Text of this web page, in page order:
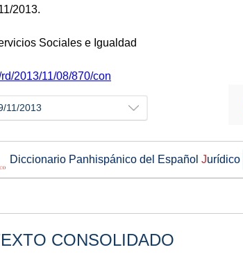
2013.
Sociales e Igualdad
2013/11/08/870/con
11/2013
Diccionario Panhispánico del Español Jurídico
CONSOLIDADO